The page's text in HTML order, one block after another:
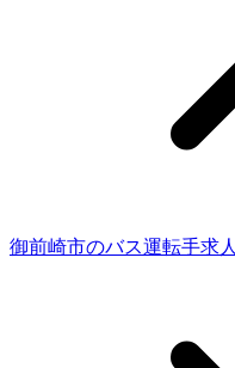
御前崎市のバス運転手求人